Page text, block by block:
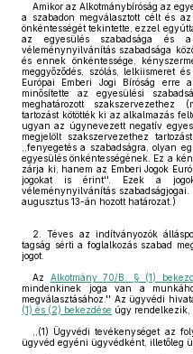
Amikor az Alkotmánybíróság az
a szabadon megválasztott célt és
önkéntességét tekintette, ezzel
az egyesülés szabadsága és
véleménynyilvánítás szabadsága
és ennek önkéntessége,
meggyőződés, szólás, lelkiismeret
Európai Emberi Jogi Bíróság erre
minősítette az egyesülési
meghatározott szakszervezethez
tartozást kötötték ki az alkalmazás
ugyan az úgynevezett negatív
megjelölt szakszervezethez
,,fenyegetés a szabadságra, olyan
egyesülés önkéntességének. Ez a
zárja ki, hanem az Emberi Jogok
jogokat is érint''. Ezek a
véleménynyilvánítás szabadságjogai.
augusztus 13-án hozott határozat.)
2. Téves az indítványozók
tagság sérti a foglalkozás szabad
jogot.
Az Alkotmány 70/B. § (1)
mindenkinek joga van a
megválasztásához.'' Az ügyvédi
(1) és (2) bekezdése úgy rendelkezik,
,,(1) Ügyvédi tevékenységet az
ügyvéd egyéni ügyvédként, illetőleg